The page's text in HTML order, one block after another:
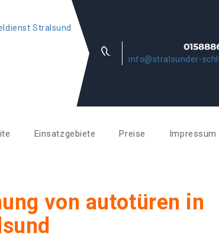
info@stralsunder-
Einsatzgebiete Preise Impressum
von autotüren in